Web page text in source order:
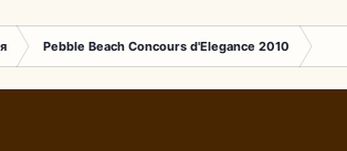
Pebble Beach Concours d'Elegance 2010